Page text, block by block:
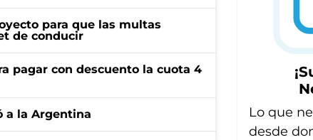
para que las multas
de conducir
pagar con descuento la cuota 4
a la Argentina
Lo que
desde